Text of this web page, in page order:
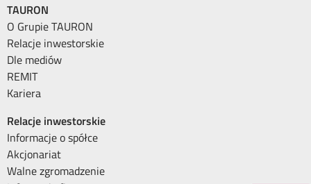
TAURON
O Grupie TAURON
Relacje inwestorskie
Dle mediów
REMIT
Kariera
Relacje inwestorskie
Informacje o spółce
Akcjonariat
Walne zgromadzenie